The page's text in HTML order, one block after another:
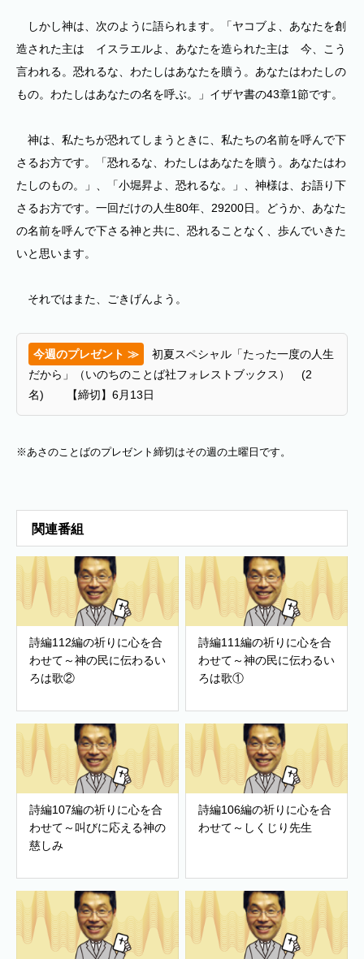
しかし神は、次のように語られます。「ヤコブよ、あなたを創
造された主は イスラエルよ、あなたを造られた主は 今、こう
言われる。恐れるな、わたしはあなたを贖う。あなたはわたしの
もの。わたしはあなたの名を呼ぶ。」イザヤ書の43章1節です。
神は、私たちが恐れてしまうときに、私たちの名前を呼んで下
さるお方です。「恐れるな、わたしはあなたを贖う。あなたはわ
たしのもの。」、「小堀昇よ、恐れるな。」、神様は、お語り下
さるお方です。一回だけの人生80年、29200日。どうか、あなた
の名前を呼んで下さる神と共に、恐れることなく、歩んでいきた
いと思います。
それではまた、ごきげんよう。
今週のプレゼント ≫
初夏スペシャル「たった一度の人生
だから」（いのちのことば社フォレストブックス） (2
名) 【締切】6月13日
※あさのことばのプレゼント締切はその週の土曜日です。
関連番組
詩編112編の祈りに心を合
わせて～神の民に伝わるい
ろは歌②
詩編111編の祈りに心を合
わせて～神の民に伝わるい
ろは歌①
詩編107編の祈りに心を合
わせて～叫びに応える神の
慈しみ
詩編106編の祈りに心を合
わせて～しくじり先生